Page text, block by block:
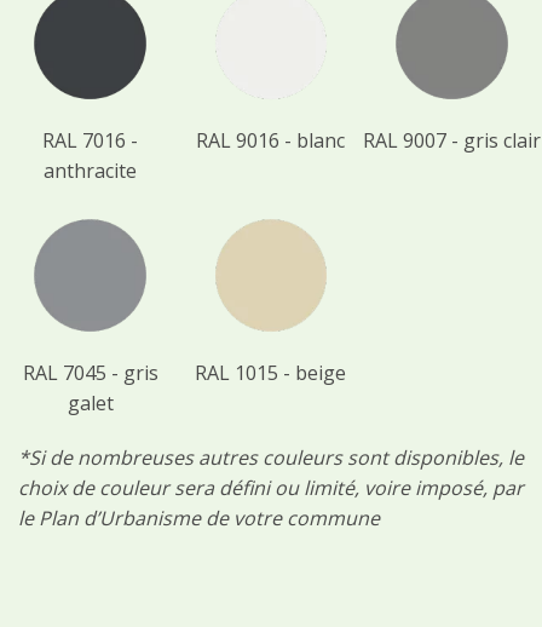
RAL 7016 -
anthracite
RAL 9016 - blanc RAL 9007 - gris clair
RAL 7045 - gris
galet
RAL 1015 - beige
*Si de nombreuses autres couleurs sont disponibles, le
choix de couleur sera défini ou limité, voire imposé, par
le Plan d’Urbanisme de votre commune